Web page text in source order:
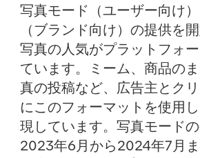
写真モード（ユーザー向け
（ブランド向け）の提供を
写真の人気がプラットフォ
ています。ミーム、商品の
真の投稿など、広告主とク
にこのフォーマットを使用
現しています。写真モードの
2023年6月から2024年7月